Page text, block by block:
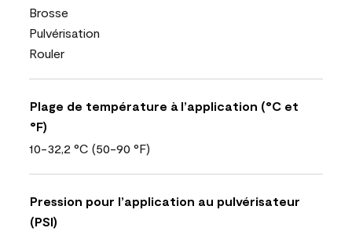
Brosse
Pulvérisation
Rouler
Plage de température à l’application (°C et
°F)
10-32,2 °C (50-90 °F)
Pression pour l’application au pulvérisateur
(PSI)